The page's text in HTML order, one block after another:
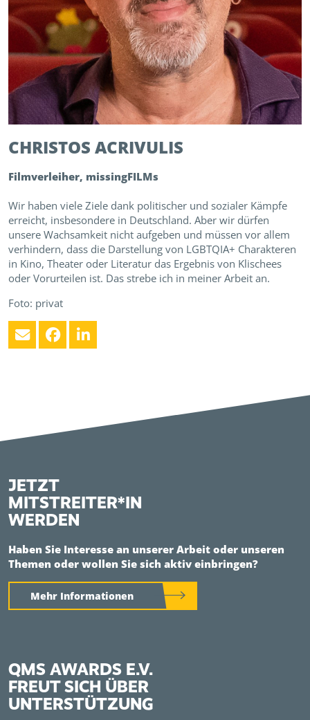
CHRISTOS ACRIVULIS
Filmverleiher, missingFILMs
Wir haben viele Ziele dank politischer und sozialer Kämpfe
erreicht, insbesondere in Deutschland. Aber wir dürfen
unsere Wachsamkeit nicht aufgeben und müssen vor allem
verhindern, dass die Darstellung von LGBTQIA+ Charakteren
in Kino, Theater oder Literatur das Ergebnis von Klischees
oder Vorurteilen ist. Das strebe ich in meiner Arbeit an.
Foto: privat
JETZT
MITSTREITER*IN
WERDEN
Haben Sie Interesse an unserer Arbeit oder unseren
Themen oder wollen Sie sich aktiv einbringen?
Mehr Informationen
QMS AWARDS E.V.
FREUT SICH ÜBER
UNTERSTÜTZUNG